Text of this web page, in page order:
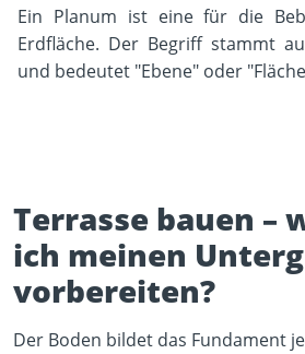
Ein Planum ist eine für die
Erdfläche. Der Begriff stammt
und bedeutet "Ebene" oder
Terrasse bauen –
ich meinen
vorbereiten?
Der Boden bildet das Fundament